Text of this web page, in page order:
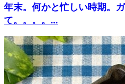
年末。何かと忙しい時期。
て。。。。...